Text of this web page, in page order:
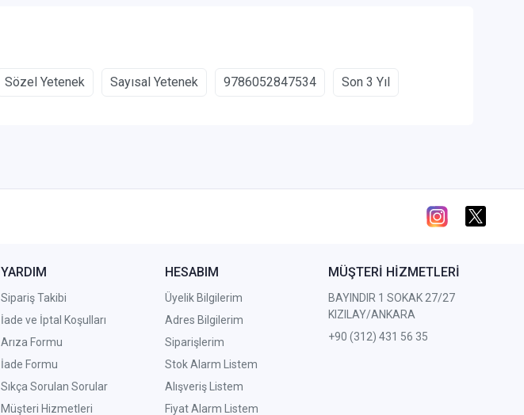
Sözel Yetenek Sayısal Yetenek 9786052847534 Son 3 Yıl
YARDIM
Sipariş Takibi
İade ve İptal Koşulları
Arıza Formu
İade Formu
Sıkça Sorulan Sorular
Müşteri Hizmetleri
HESABIM
Üyelik Bilgilerim
Adres Bilgilerim
Siparişlerim
Stok Alarm Listem
Alışveriş Listem
Fiyat Alarm Listem
MÜŞTERİ HİZMETLERİ
BAYINDIR 1 SOKAK 27/27
KIZILAY/ANKARA
+90 (312) 431 56 35